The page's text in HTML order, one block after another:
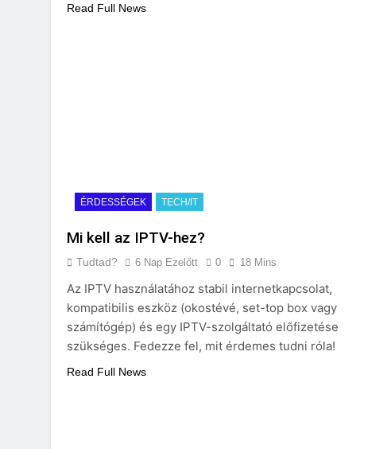
Read Full News
ÉRDESSÉGEK TECH/IT
Mi kell az IPTV-hez?
Tudtad? 6 Nap Ezelőtt 0 18 Mins
Az IPTV használatához stabil internetkapcsolat,
kompatibilis eszköz (okostévé, set-top box vagy
számítógép) és egy IPTV-szolgáltató előfizetése
szükséges. Fedezze fel, mit érdemes tudni róla!
Read Full News